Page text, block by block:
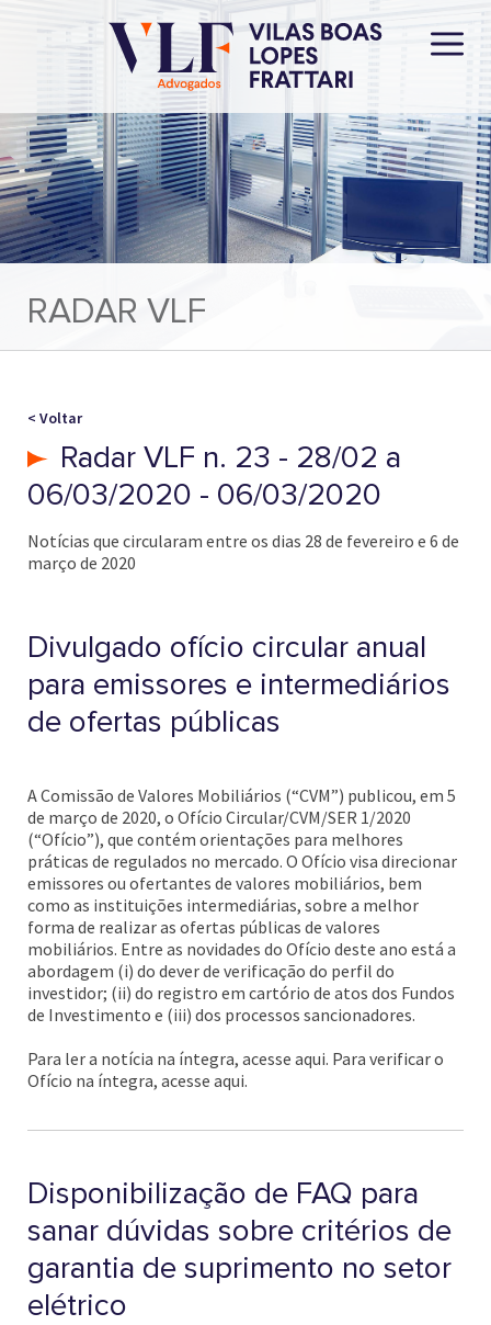
RADAR VLF
< Voltar
Radar VLF n. 23 - 28/02 a
06/03/2020 - 06/03/2020
Notícias que circularam entre os dias 28 de fevereiro e 6 de
março de 2020
Divulgado ofício circular anual
para emissores e intermediários
de ofertas públicas
A Comissão de Valores Mobiliários (“CVM”) publicou, em 5
de março de 2020, o Ofício Circular/CVM/SER 1/2020
(“Ofício”), que contém orientações para melhores
práticas de regulados no mercado. O Ofício visa direcionar
emissores ou ofertantes de valores mobiliários, bem
como as instituições intermediárias, sobre a melhor
forma de realizar as ofertas públicas de valores
mobiliários. Entre as novidades do Ofício deste ano está a
abordagem (i) do dever de verificação do perfil do
investidor; (ii) do registro em cartório de atos dos Fundos
de Investimento e (iii) dos processos sancionadores.
Para ler a notícia na íntegra, acesse aqui. Para verificar o
Ofício na íntegra, acesse aqui.
Disponibilização de FAQ para
sanar dúvidas sobre critérios de
garantia de suprimento no setor
elétrico